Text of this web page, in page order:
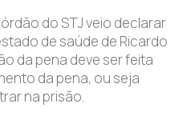
do STJ veio declarar
de saúde de Ricardo
da pena deve ser feita
da pena, ou seja
na prisão.